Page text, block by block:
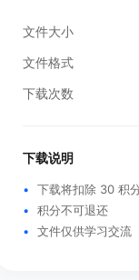
文件大小
文件格式
下载次数
下载说明
下载将扣除 30 积
积分不可退还
文件仅供学习交流